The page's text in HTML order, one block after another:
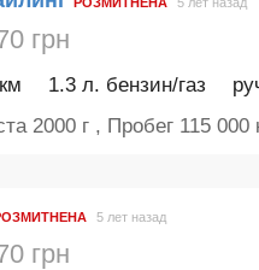
грн
1.3 л. бензин/газ
2000 г , Пробег 115 000
5 лет назад
грн